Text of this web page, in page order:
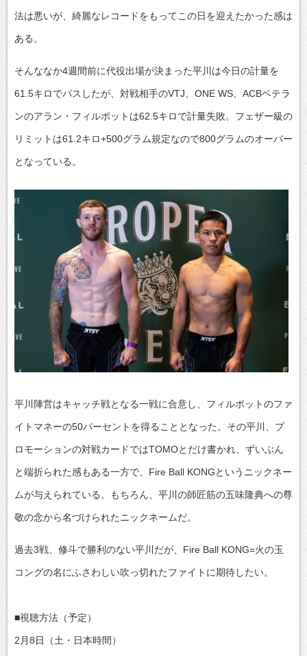
法は悪いが、綺麗なレコードをもってこの日を迎えたかった感は
ある。
そんななか4週間前に代役出場が決まった平川は今日の計量を
61.5キロでパスしたが、対戦相手のVTJ、ONE WS、ACBベテラ
ンのアラン・フィルポットは62.5キロで計量失敗。フェザー級の
リミットは61.2キロ+500グラム規定なので800グラムのオーバー
となっている。
平川陣営はキャッチ戦となる一戦に合意し、フィルポットのファ
イトマネーの50パーセントを得ることとなった。その平川、プ
ロモーションの対戦カードではTOMOとだけ書かれ、ずいぶん
と端折られた感もある一方で、Fire Ball KONGというニックネー
ムが与えられている。もちろん、平川の師匠筋の五味隆典への尊
敬の念から名づけられたニックネームだ。
過去3戦、修斗で勝利のない平川だが、Fire Ball KONG=火の玉
コングの名にふさわしい吹っ切れたファイトに期待したい。
■視聴方法（予定）
2月8日（土・日本時間）